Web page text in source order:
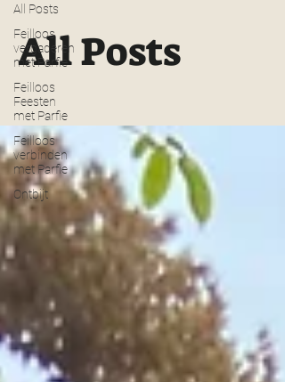
All Posts
Feilloos
vergaderen
met Parfie
Feilloos
Feesten
met Parfie
Feilloos
verbinden
met Parfie
Ontbijt
All Posts